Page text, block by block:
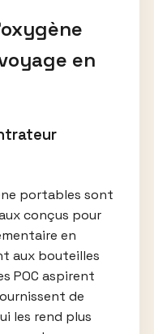
en
portables sont
conçus pour
en
aux bouteilles
POC aspirent
de
les rend plus